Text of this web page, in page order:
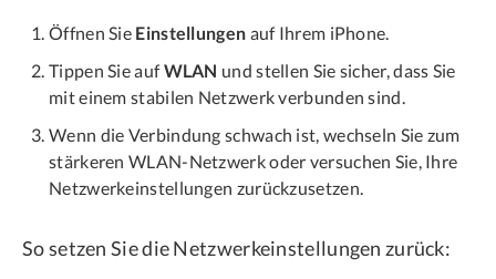
Öffnen Sie Einstellungen auf Ihrem iPhone.
Tippen Sie aufWLAN und stellen Sie sicher, dass Sie
mit einem stabilen Netzwerk verbunden sind.
Wenn die Verbindung schwach ist, wechseln Sie zum
stärkeren WLAN-Netzwerk oder versuchen Sie, Ihre
Netzwerkeinstellungen zurückzusetzen.
So setzen Sie die Netzwerkeinstellungen zurück: